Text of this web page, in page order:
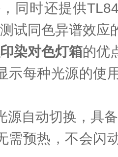
同时还提供
试同色异谱效应
染对色灯箱的优
每种光源的使用
自动切换，具备
预热，不会闪动